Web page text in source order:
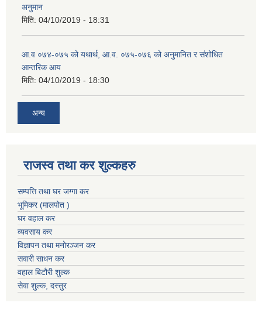
अनुमान
मिति: 04/10/2019 - 18:31
आ.व ०७४-०७५ को यथार्थ, आ.व. ०७५-०७६ को अनुमानित र संशोधित
आन्तरिक आय
मिति: 04/10/2019 - 18:30
अन्य
राजस्व तथा कर शुल्कहरु
सम्पत्ति तथा घर जग्गा कर
भूमिकर (मालपोत )
घर वहाल कर
व्यवसाय कर
विज्ञापन तथा मनोरञ्जन कर
सवारी साधन कर
वहाल बिटौरी शुल्क
सेवा शुल्क, दस्तुर